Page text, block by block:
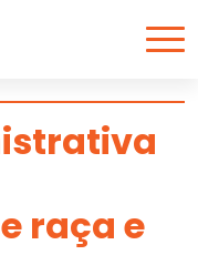
raça e